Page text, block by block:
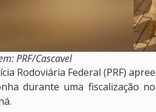
PRF/Cascavel
Rodoviária Federal (PRF)
durante uma fiscalização